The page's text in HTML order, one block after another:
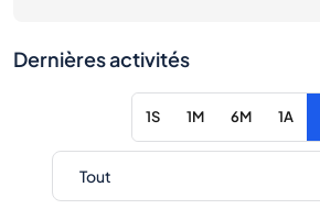
Dernières activités
1S 1M 6M 1A